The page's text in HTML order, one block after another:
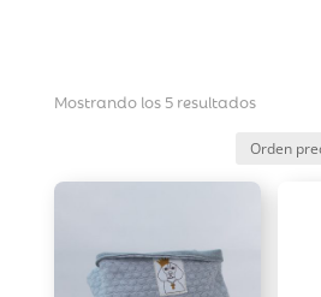
Mostrando los 5 resultados